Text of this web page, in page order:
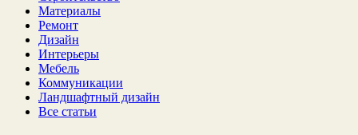
Материалы
Ремонт
Дизайн
Интерьеры
Мебель
Коммуникации
Ландшафтный дизайн
Все статьи